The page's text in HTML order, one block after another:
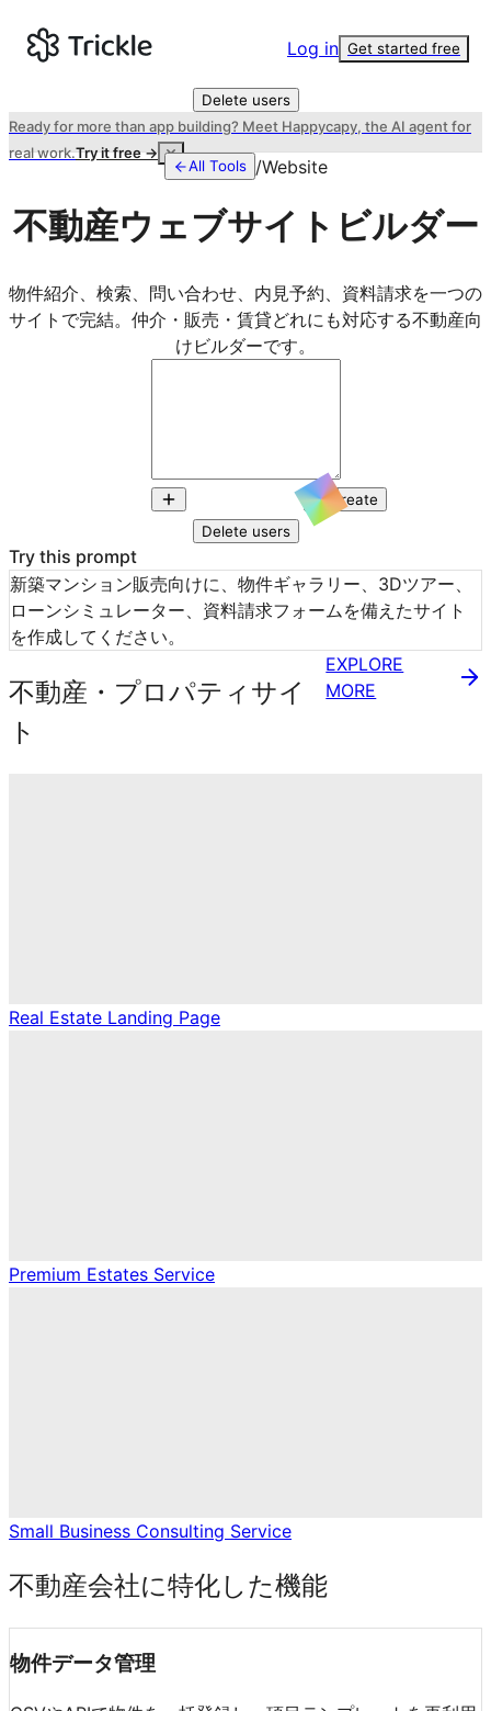
Log in Get started free
Delete users
Ready for more than app building? Meet Happycapy, the AI agent for
real work.Try it free →
All Tools /Website
不動産ウェブサイトビルダー
物件紹介、検索、問い合わせ、内見予約、資料請求を一つの
サイトで完結。仲介・販売・賃貸どれにも対応する不動産向
けビルダーです。
Create
Delete users
Try this prompt
新築マンション販売向けに、物件ギャラリー、3Dツアー、
ローンシミュレーター、資料請求フォームを備えたサイト
を作成してください。
不動産・プロパティサイ
ト
EXPLORE
MORE
Real Estate Landing Page
Premium Estates Service
Small Business Consulting Service
不動産会社に特化した機能
物件データ管理